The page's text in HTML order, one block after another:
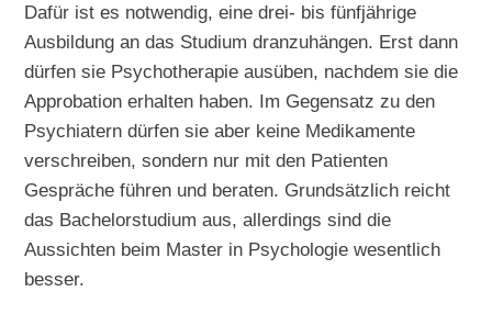
Dafür ist es notwendig, eine drei- bis fünfjährige
Ausbildung an das Studium dranzuhängen. Erst dann
dürfen sie Psychotherapie ausüben, nachdem sie die
Approbation erhalten haben. Im Gegensatz zu den
Psychiatern dürfen sie aber keine Medikamente
verschreiben, sondern nur mit den Patienten
Gespräche führen und beraten. Grundsätzlich reicht
das Bachelorstudium aus, allerdings sind die
Aussichten beim Master in Psychologie wesentlich
besser.